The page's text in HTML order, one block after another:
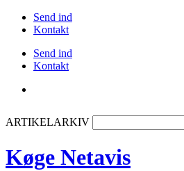
Send ind
Kontakt
Send ind
Kontakt
ARTIKELARKIV
Køge Netavis